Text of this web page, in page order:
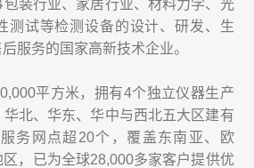
装行业、家居行业、材料力学、光
测试等检测设备的设计、研发、生
服务的国家高新技术企业。
平方米，拥有4个独立仪器生产
北、华东、华中与西北五大区建有
务网点超20个，覆盖东南亚、欧
，已为全球28,000多家客户提供优